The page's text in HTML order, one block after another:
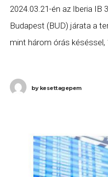
2024.03.21-én az Iberia IB
Budapest (BUD) járata a
mint három órás késéssel,
bykesettagepem